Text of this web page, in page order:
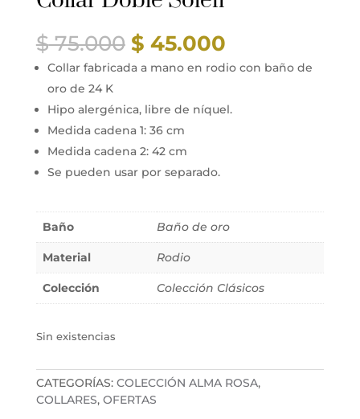
$75.000 $ 45.000
Collar fabricada a mano en rodio con baño de
oro de 24 K
Hipo alergénica, libre de níquel.
Medida cadena 1: 36 cm
Medida cadena 2: 42 cm
Se pueden usar por separado.
Baño Baño de oro
Material Rodio
Colección Colección Clásicos
Sin existencias
CATEGORÍAS: COLECCIÓN ALMA ROSA,
COLLARES, OFERTAS